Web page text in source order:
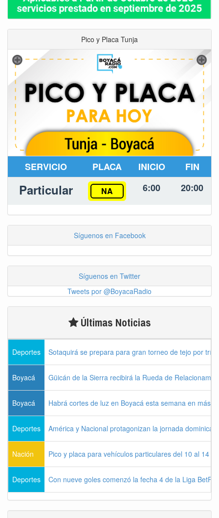
Pico y Placa Tunja
SERVICIO PLACA INICIO FIN
Particular NA 6:00 20:00
Síguenos en Facebook
Síguenos en Twitter
Tweets por @BoyacaRadio
Últimas Noticias
Deportes Sotaquirá se prepara para gran torneo de tejo por tríos
Boyacá Güicán de la Sierra recibirá la Rueda de
Boyacá Habrá cortes de luz en Boyacá esta semana en más
Deportes América y Nacional protagonizan la jornada dominical
Nación Pico y placa para vehículos particulares del 10 al 14
Deportes Con nueve goles comenzó la fecha 4 de la Liga